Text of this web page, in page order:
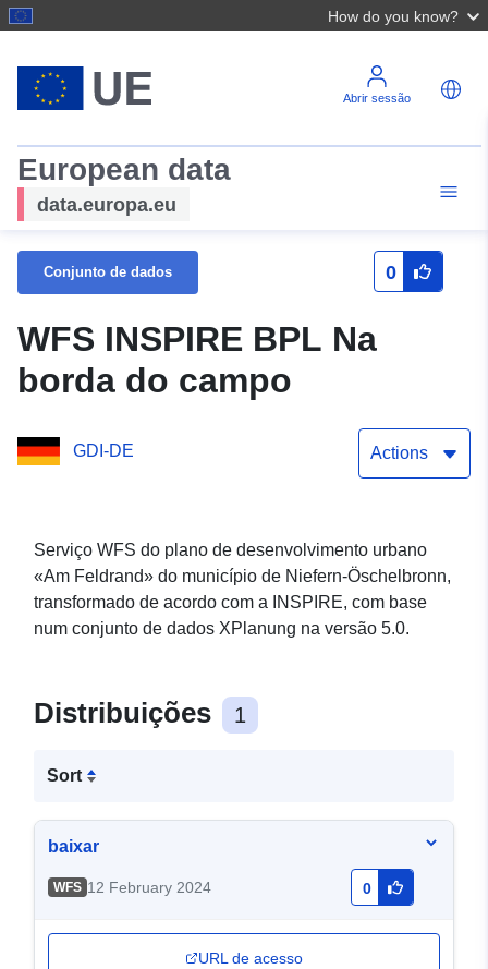
How do you know?
Abrir sessão
European data
data.europa.eu
Conjunto de dados 0
WFS INSPIRE BPL Na
borda do campo
GDI-DE Actions
Serviço WFS do plano de desenvolvimento urbano
«Am Feldrand» do município de Niefern-Öschelbronn,
transformado de acordo com a INSPIRE, com base
num conjunto de dados XPlanung na versão 5.0.
Distribuições 1
Sort
baixar
WFS 12 February 2024 0
URL de acesso